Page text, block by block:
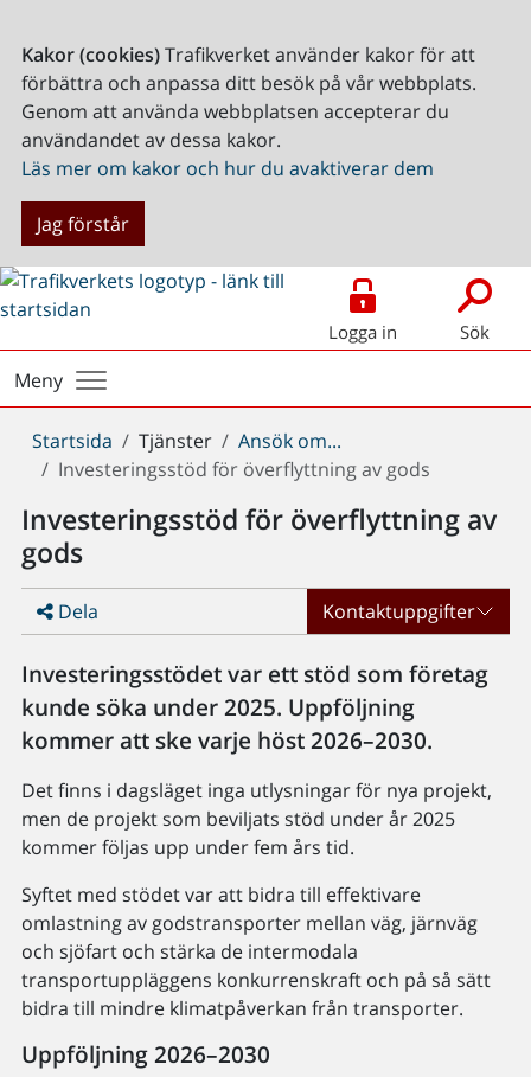
Kakor (cookies)Trafikverket använder kakor för att
förbättra och anpassa ditt besök på vår webbplats.
Genom att använda webbplatsen accepterar du
användandet av dessa kakor.
Läs mer om kakor och hur du avaktiverar dem
Jag förstår
Logga in Sök
Meny
Du
är
Startsida Tjänster
Ansök om...
Investeringsstöd för överflyttning av gods
Investeringsstöd för överflyttning av
gods
Dela Kontaktuppgifter
Investeringsstödet var ett stöd som företag
kunde söka under 2025. Uppföljning
kommer att ske varje höst 2026–2030.
Det finns i dagsläget inga utlysningar för nya projekt,
men de projekt som beviljats stöd under år 2025
kommer följas upp under fem års tid.
Syftet med stödet var att bidra till effektivare
omlastning av godstransporter mellan väg, järnväg
och sjöfart och stärka de intermodala
transportuppläggens konkurrenskraft och på så sätt
bidra till mindre klimatpåverkan från transporter.
Uppföljning 2026–2030